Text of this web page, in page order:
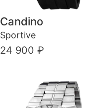
Candino
Sportive
24 900 ₽